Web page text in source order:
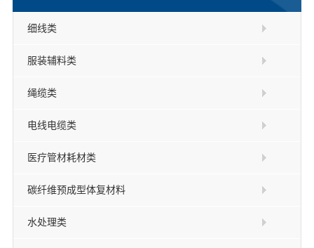
细线类
服装辅料类
绳缆类
电线电缆类
医疗管材耗材类
碳纤维预成型体复材料
水处理类